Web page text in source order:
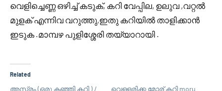
വെളിച്ചെണ്ണ ഒഴിച്ച് കടുക്, കറി വേപ്പില, ഉലുവ ,വറ്റല്‍
മുളക് എന്നിവ വറുത്തു,ഇതു കറിയില്‍ താളിക്കാന്‍
ഇടുക .മാമ്പഴ പുളിശ്ശേരി തയ്യാറായി .
Related
അസ്ത്രം (ഒരു കഞ്ഞി കറി ) /
വെള്ളരിക്ക മോര് കറി moru